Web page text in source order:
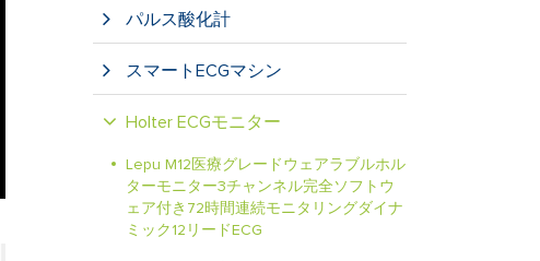
パルス酸化計
スマートECGマシン
Holter ECGモニター
Lepu M12医療グレードウェアラブルホル
ターモニター3チャンネル完全ソフトウ
ェア付き72時間連続モニタリングダイナ
ミック12リードECG